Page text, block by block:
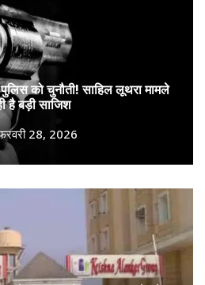
को चुनौती! साहिल लूथरा मामले
है बड़ी साजिश
28, 2026